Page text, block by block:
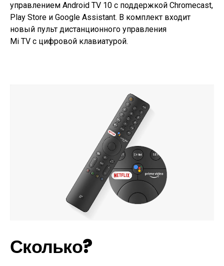
управлением Android TV 10 с поддержкой Chromecast,
Play Store и Google Assistant. В комплект входит
новый пульт дистанционного управления
Mi TV с цифровой клавиатурой.
Сколько?